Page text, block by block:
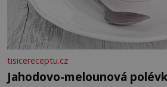
tisicereceptu.cz
Jahodovo-melounová